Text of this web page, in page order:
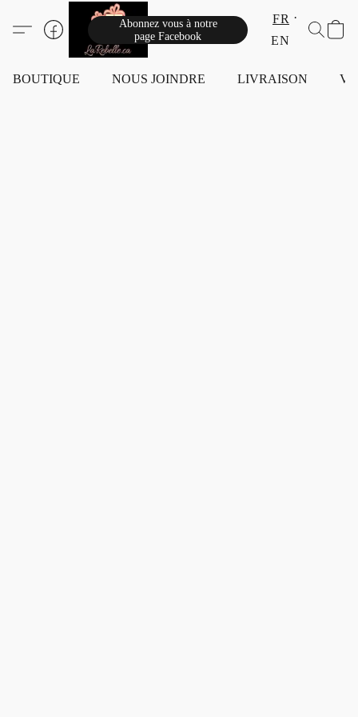
Abonnez vous à notre
page Facebook
FR
EN
BOUTIQUE NOUS JOINDRE LIVRAISON